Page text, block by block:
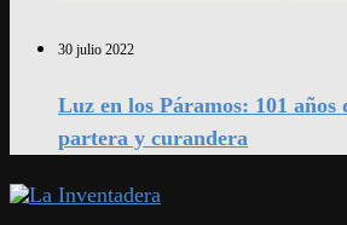
30 julio 2022
Luz en los Páramos: 101 años
partera y curandera